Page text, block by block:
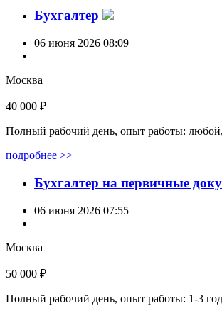
Бухгалтер
06 июня 2026 08:09
Москва
40 000 ₽
Полный рабочий день, опыт работы:
подробнее >>
Бухгалтер на первичные
06 июня 2026 07:55
Москва
50 000 ₽
Полный рабочий день, опыт работы: 1-3